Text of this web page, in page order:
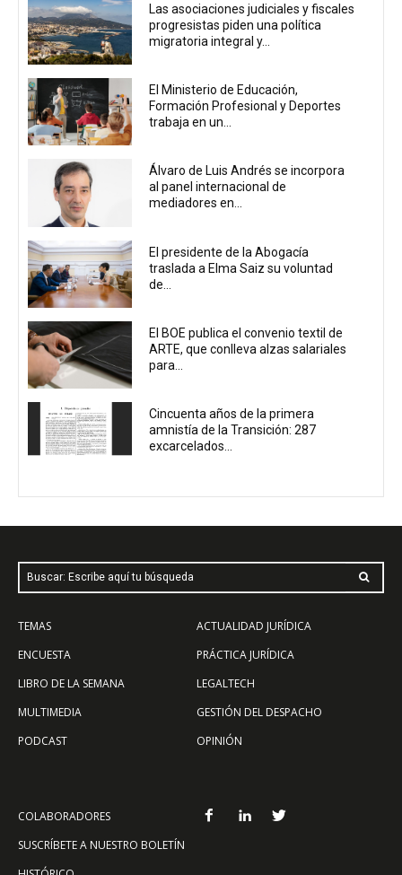
Las asociaciones judiciales y fiscales
progresistas piden una política
migratoria integral y...
El Ministerio de Educación,
Formación Profesional y Deportes
trabaja en un...
Álvaro de Luis Andrés se incorpora
al panel internacional de
mediadores en...
El presidente de la Abogacía
traslada a Elma Saiz su voluntad
de...
El BOE publica el convenio textil de
ARTE, que conlleva alzas salariales
para...
Cincuenta años de la primera
amnistía de la Transición: 287
excarcelados...
Buscar: Escribe aquí tu búsqueda
TEMAS
ENCUESTA
LIBRO DE LA SEMANA
MULTIMEDIA
PODCAST
ACTUALIDAD JURÍDICA
PRÁCTICA JURÍDICA
LEGALTECH
GESTIÓN DEL DESPACHO
OPINIÓN
COLABORADORES
SUSCRÍBETE A NUESTRO BOLETÍN